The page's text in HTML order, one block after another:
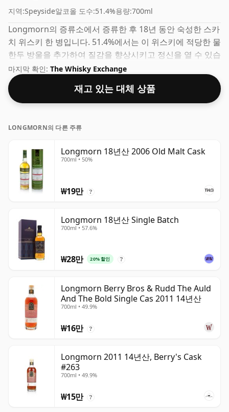
지역:Speyside알코올 도수:51.4%용량:700ml
Longmorn의 증류소에서 증류한 후 18년 동안 숙성한 스카
치 위스키 한 병입니다. 51.4%에서는 이 위스키에 적당한 물
한두 방울을 추가하여 질감을 향상시키고 정신을 열 수 있습
니다.
마지막 확인: The Whisky Exchange
재고 있는 대체 상품
LONGMORN의 다른 주류
Longmorn 18년산 2006 Old Malt Cask
700ml • 50%
₩19만 ?
Longmorn 18년산 Single Batch
700ml • 57.6%
₩28만 20% 할인 ?
Longmorn Berry Bros & Rudd The Auld
And The Bold Single Cas 2011 14년산
700ml • 49.9%
₩16만 ?
Longmorn 2011 14년산, Berry's Cask
#263
700ml • 49.9%
₩15만 ?